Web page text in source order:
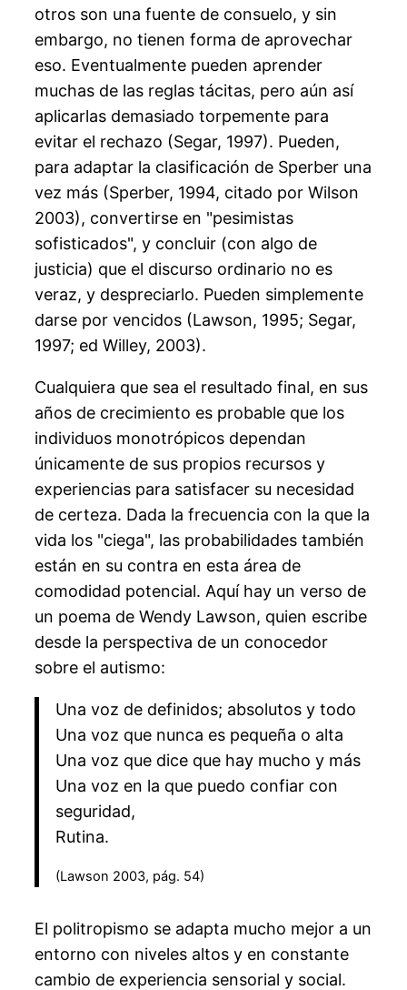
otros son una fuente de consuelo, y sin
embargo, no tienen forma de aprovechar
eso. Eventualmente pueden aprender
muchas de las reglas tácitas, pero aún así
aplicarlas demasiado torpemente para
evitar el rechazo (Segar, 1997). Pueden,
para adaptar la clasificación de Sperber una
vez más (Sperber, 1994, citado por Wilson
2003), convertirse en "pesimistas
sofisticados", y concluir (con algo de
justicia) que el discurso ordinario no es
veraz, y despreciarlo. Pueden simplemente
darse por vencidos (Lawson, 1995; Segar,
1997; ed Willey, 2003).
Cualquiera que sea el resultado final, en sus
años de crecimiento es probable que los
individuos monotrópicos dependan
únicamente de sus propios recursos y
experiencias para satisfacer su necesidad
de certeza. Dada la frecuencia con la que la
vida los "ciega", las probabilidades también
están en su contra en esta área de
comodidad potencial. Aquí hay un verso de
un poema de Wendy Lawson, quien escribe
desde la perspectiva de un conocedor
sobre el autismo:
Una voz de definidos; absolutos y todo
Una voz que nunca es pequeña o alta
Una voz que dice que hay mucho y más
Una voz en la que puedo confiar con
seguridad,
Rutina.
(Lawson 2003, pág. 54)
El politropismo se adapta mucho mejor a un
entorno con niveles altos y en constante
cambio de experiencia sensorial y social.